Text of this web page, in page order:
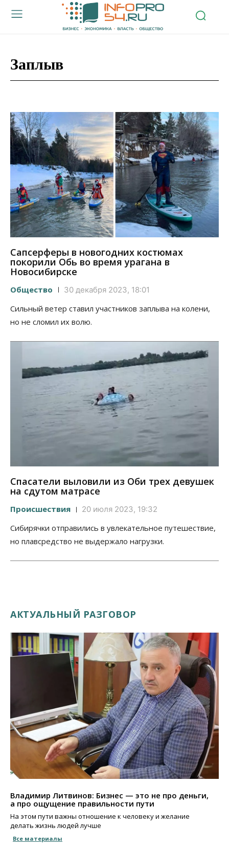
Заплыв
Сапсерферы в новогодних костюмах
покорили Обь во время урагана в
Новосибирске
Общество 30 декабря 2023, 18:01
Сильный ветер ставил участников заплыва на колени,
но не сломил их волю.
Спасатели выловили из Оби трех девушек
на сдутом матрасе
Происшествия 20 июля 2023, 19:32
Сибирячки отправились в увлекательное путешествие,
но плавсредство не выдержало нагрузки.
АКТУАЛЬНЫЙ РАЗГОВОР
Владимир Литвинов: Бизнес — это не про деньги,
а про ощущение правильности пути
На этом пути важны отношение к человеку и желание
делать жизнь людей лучше
Все материалы